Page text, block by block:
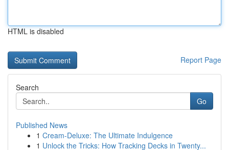
HTML is disabled
Report Page
Search
Go
Published News
1 Cream-Deluxe: The Ultimate Indulgence
1 Unlock the Tricks: How Tracking Decks in Twenty...